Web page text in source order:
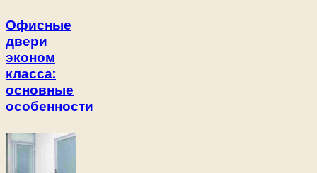
Офисные
двери
эконом
класса:
основные
особенности